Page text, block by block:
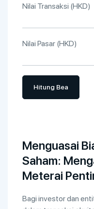
Nilai Transaksi (HKD)
Nilai Pasar (HKD)
Hitung Bea
Menguasai
Saham:
Meterai
Bagi investor dan